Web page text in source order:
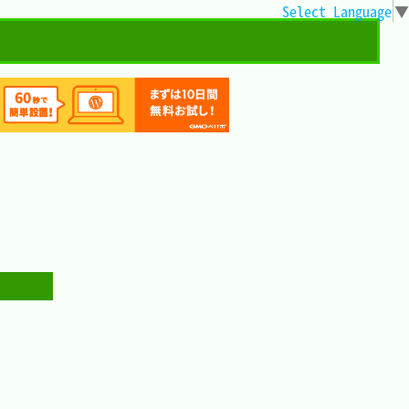
Select Language▼